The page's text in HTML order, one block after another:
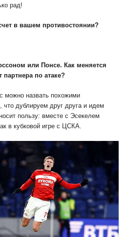
рад!
в вашем противостоянии?
или Понсе. Как меняется
партнера по атаке?
назвать похожими
дублируем друг друга и идем
пользу: вместе с Эсекелем
в кубковой игре с ЦСКА.